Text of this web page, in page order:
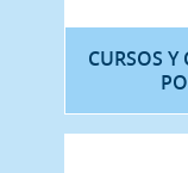
CURSOS